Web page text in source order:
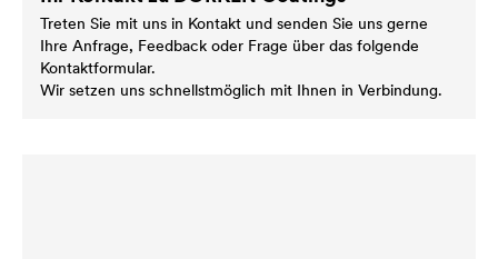
Treten Sie mit uns in Kontakt und senden Sie uns gerne
Ihre Anfrage, Feedback oder Frage über das folgende
Kontaktformular.
Wir setzen uns schnellstmöglich mit Ihnen in Verbindung.